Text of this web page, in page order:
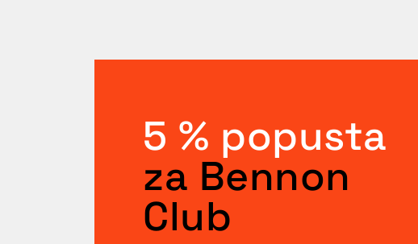
5 % popusta
za Bennon
Club